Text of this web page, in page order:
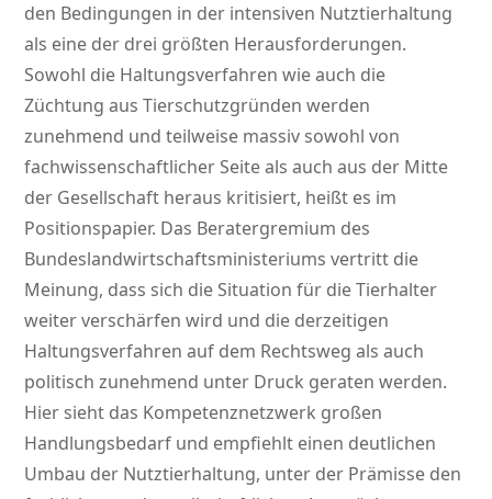
den Bedingungen in der intensiven Nutztierhaltung
als eine der drei größten Herausforderungen.
Sowohl die Haltungsverfahren wie auch die
Züchtung aus Tierschutzgründen werden
zunehmend und teilweise massiv sowohl von
fachwissenschaftlicher Seite als auch aus der Mitte
der Gesellschaft heraus kritisiert, heißt es im
Positionspapier. Das Beratergremium des
Bundeslandwirtschaftsministeriums vertritt die
Meinung, dass sich die Situation für die Tierhalter
weiter verschärfen wird und die derzeitigen
Haltungsverfahren auf dem Rechtsweg als auch
politisch zunehmend unter Druck geraten werden.
Hier sieht das Kompetenznetzwerk großen
Handlungsbedarf und empfiehlt einen deutlichen
Umbau der Nutztierhaltung, unter der Prämisse den